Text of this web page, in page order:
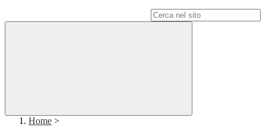
Home >